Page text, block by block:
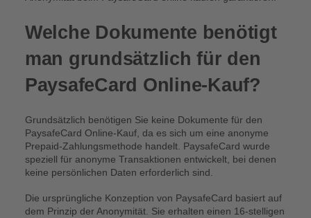
Welche Dokumente benötigt
man grundsätzlich für den
PaysafeCard Online-Kauf?
Grundsätzlich benötigen Sie keine Dokumente für den
PaysafeCard Online-Kauf, da es sich um eine anonyme
Prepaid-Zahlungsmethode handelt. PaysafeCard wurde
speziell für anonyme Transaktionen entwickelt, bei denen
keine persönlichen Daten erforderlich sind.
Die ursprüngliche Konzeption von PaysafeCard basiert auf
dem Prinzip der Anonymität. Sie erhalten einen 16-stelligen